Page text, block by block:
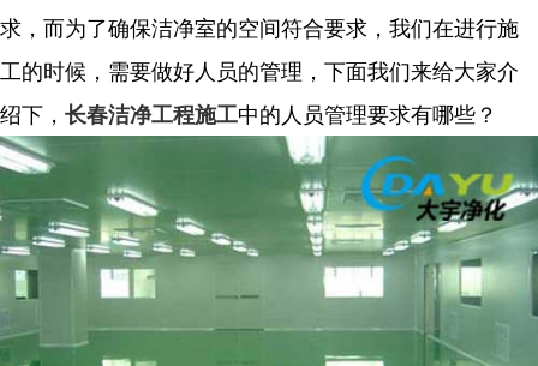
求，而为了确保洁净室的空间符合要求，我们在进行施
工的时候，需要做好人员的管理，下面我们来给大家介
绍下， 长春洁净工程施工中的人员管理要求有哪些？